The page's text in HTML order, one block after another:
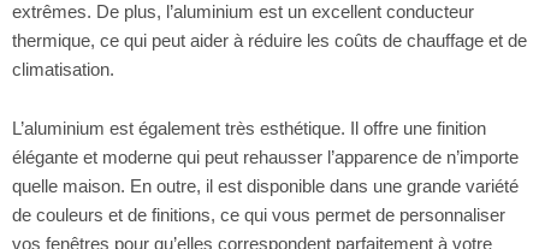
extrêmes. De plus, l’aluminium est un excellent conducteur
thermique, ce qui peut aider à réduire les coûts de chauffage et de
climatisation.
L’aluminium est également très esthétique. Il offre une finition
élégante et moderne qui peut rehausser l’apparence de n’importe
quelle maison. En outre, il est disponible dans une grande variété
de couleurs et de finitions, ce qui vous permet de personnaliser
vos fenêtres pour qu’elles correspondent parfaitement à votre